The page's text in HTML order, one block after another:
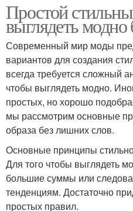
Простой
выглядеть
Современный мир моды
вариантов для создания
всегда требуется сложный
чтобы выглядеть модно.
простых, но хорошо
мы рассмотрим основные
образа без лишних слов.
Основные принципы
Для того чтобы выглядеть
большие суммы или
тенденциям. Достаточно
простых правил.